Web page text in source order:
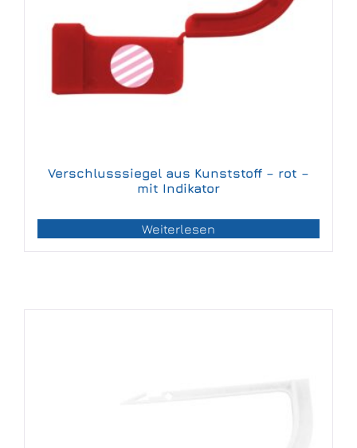
Verschlusssiegel aus Kunststoff – rot –
mit Indikator
Weiterlesen